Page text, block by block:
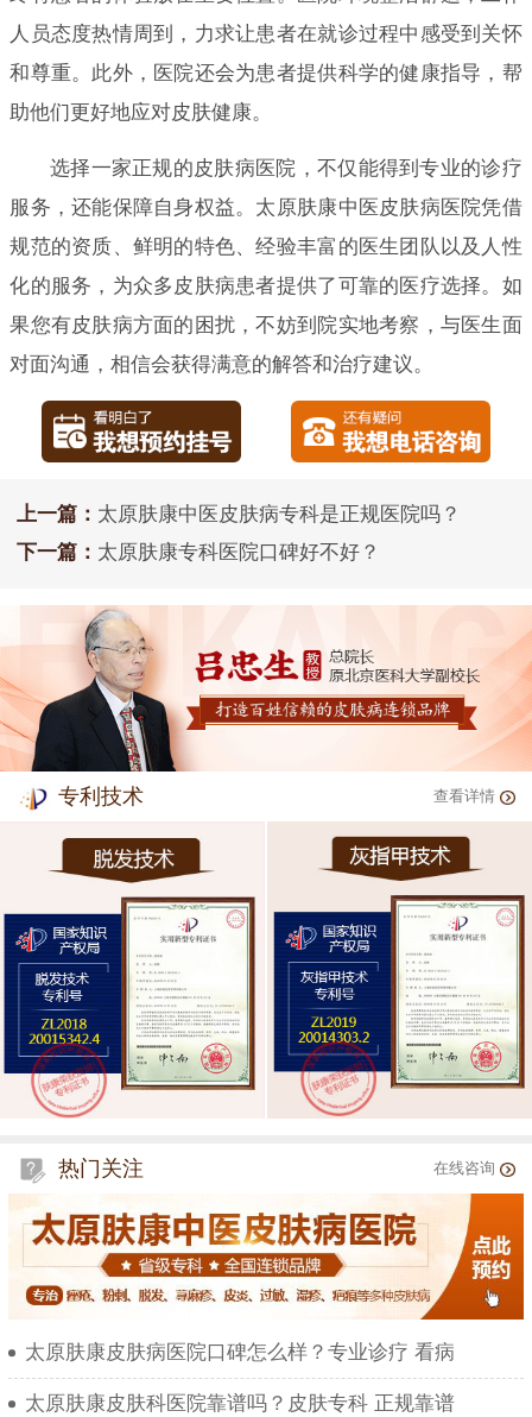
人员态度热情周到，力求让患者在就诊过程中感受到关怀
和尊重。此外，医院还会为患者提供科学的健康指导，帮
助他们更好地应对皮肤健康。
选择一家正规的皮肤病医院，不仅能得到专业的诊疗
服务，还能保障自身权益。太原肤康中医皮肤病医院凭借
规范的资质、鲜明的特色、经验丰富的医生团队以及人性
化的服务，为众多皮肤病患者提供了可靠的医疗选择。如
果您有皮肤病方面的困扰，不妨到院实地考察，与医生面
对面沟通，相信会获得满意的解答和治疗建议。
上一篇： 太原肤康中医皮肤病专科是正规医院吗？
下一篇： 太原肤康专科医院口碑好不好？
专利技术 查看详情
热门关注 在线咨询
太原肤康皮肤病医院口碑怎么样？专业诊疗 看病
太原肤康皮肤科医院靠谱吗？皮肤专科 正规靠谱